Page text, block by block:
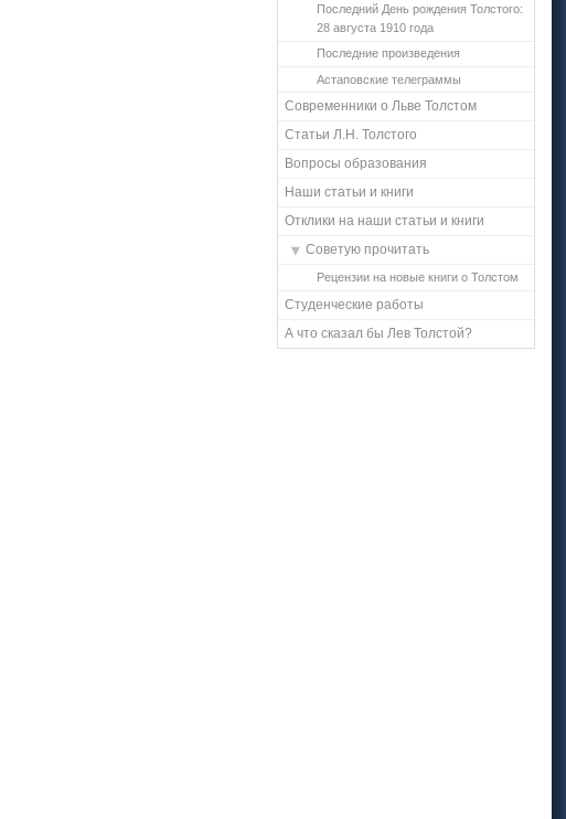
Последний День рождения Толстого:
28 августа 1910 года
Последние произведения
Астаповские телеграммы
Современники о Льве Толстом
Статьи Л.Н. Толстого
Вопросы образования
Наши статьи и книги
Отклики на наши статьи и книги
Советую прочитать
Рецензии на новые книги о Толстом
Студенческие работы
А что сказал бы Лев Толстой?